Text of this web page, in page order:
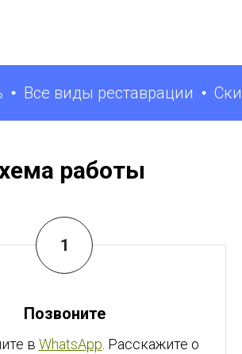
Все виды реставрации
работы
Позвоните
в WhatsApp . Расскажите о